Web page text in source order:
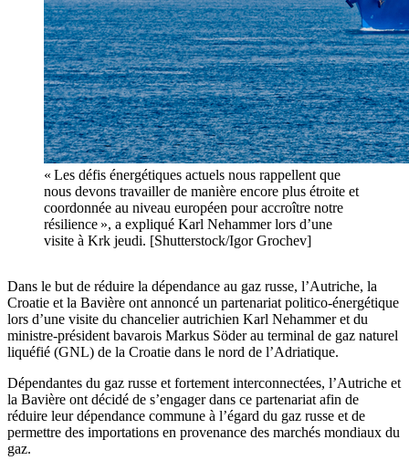
« Les défis énergétiques actuels nous rappellent que
nous devons travailler de manière encore plus étroite et
coordonnée au niveau européen pour accroître notre
résilience », a expliqué Karl Nehammer lors d’une
visite à Krk jeudi. [Shutterstock/Igor Grochev]
Dans le but de réduire la dépendance au gaz russe, l’Autriche, la
Croatie et la Bavière ont annoncé un partenariat politico-énergétique
lors d’une visite du chancelier autrichien Karl Nehammer et du
ministre-président bavarois Markus Söder au terminal de gaz naturel
liquéfié (GNL) de la Croatie dans le nord de l’Adriatique.
Dépendantes du gaz russe et fortement interconnectées, l’Autriche et
la Bavière ont décidé de s’engager dans ce partenariat afin de
réduire leur dépendance commune à l’égard du gaz russe et de
permettre des importations en provenance des marchés mondiaux du
gaz.